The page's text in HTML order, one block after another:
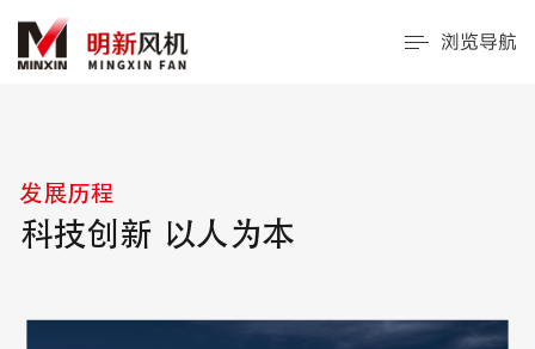
浏览导航
发展历程
科技创新 以人为本